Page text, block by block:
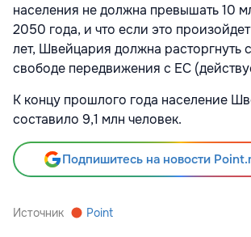
населения не должна превышать 10
2050 года, и что если это
лет, Швейцария должна расторгнуть
свободе передвижения с ЕС
К концу прошлого года население
составило 9,1 млн человек.
Подпишитесь на новости
Источник Point